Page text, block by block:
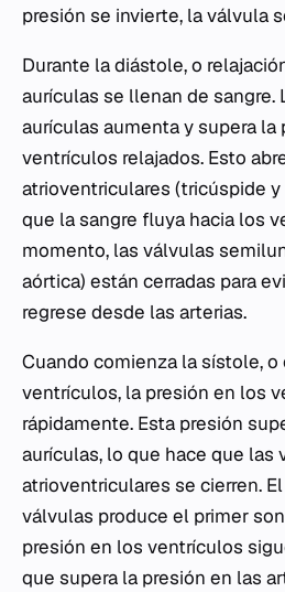
presión se invierte, la válvula
Durante la diástole, o
aurículas se llenan de sangre.
aurículas aumenta y supera la
ventrículos relajados. Esto
atrioventriculares (tricúspide
que la sangre fluya hacia los
momento, las válvulas
aórtica) están cerradas para
regrese desde las arterias.
Cuando comienza la sístole,
ventrículos, la presión en los
rápidamente. Esta presión
aurículas, lo que hace que las
atrioventriculares se cierren.
válvulas produce el primer
presión en los ventrículos
que supera la presión en las